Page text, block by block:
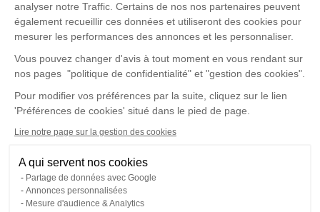
analyser notre Traffic. Certains de nos nos partenaires peuvent
également recueillir ces données et utiliseront des cookies pour
mesurer les performances des annonces et les personnaliser.
Vous pouvez changer d'avis à tout moment en vous rendant sur
nos pages "politique de confidentialité" et "gestion des cookies".
Pour modifier vos préférences par la suite, cliquez sur le lien
'Préférences de cookies' situé dans le pied de page.
Lire notre page sur la gestion des cookies
A qui servent nos cookies
Partage de données avec Google
Annonces personnalisées
Mesure d'audience & Analytics
Envoyer